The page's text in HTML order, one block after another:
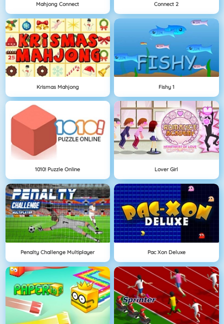
Mahjong Connect Connect 2
Krismas Mahjong Fishy 1
1010! Puzzle Online Lover Girl
Penalty Challenge Multiplayer Pac Xon Deluxe